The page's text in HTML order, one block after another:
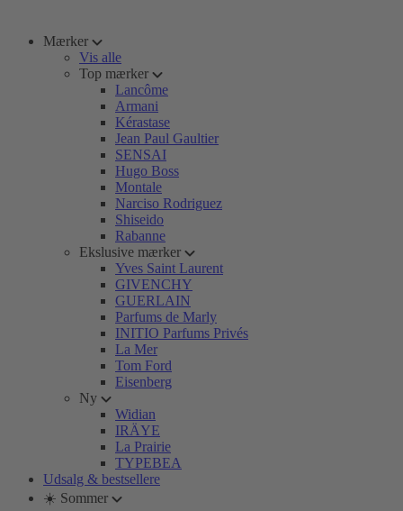
Mærker
Vis alle
Top mærker
Lancôme
Armani
Kérastase
Jean Paul Gaultier
SENSAI
Hugo Boss
Montale
Narciso Rodriguez
Shiseido
Rabanne
Ekslusive mærker
Yves Saint Laurent
GIVENCHY
GUERLAIN
Parfums de Marly
INITIO Parfums Privés
La Mer
Tom Ford
Eisenberg
Ny
Widian
IRÄYE
La Prairie
TYPEBEA
Udsalg & bestsellere
☀️ Sommer